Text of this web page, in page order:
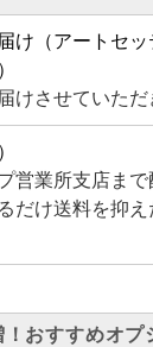
け（アートセッ
けさせていただ
営業所支店ま
だけ送料を抑
おすすめオプ